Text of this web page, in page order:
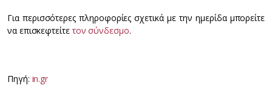
Για περισσότερες πληροφορίες σχετικά με την ημερίδα μπορείτε
να επισκεφτείτε τον σύνδεσμο.
Πηγή: in.gr